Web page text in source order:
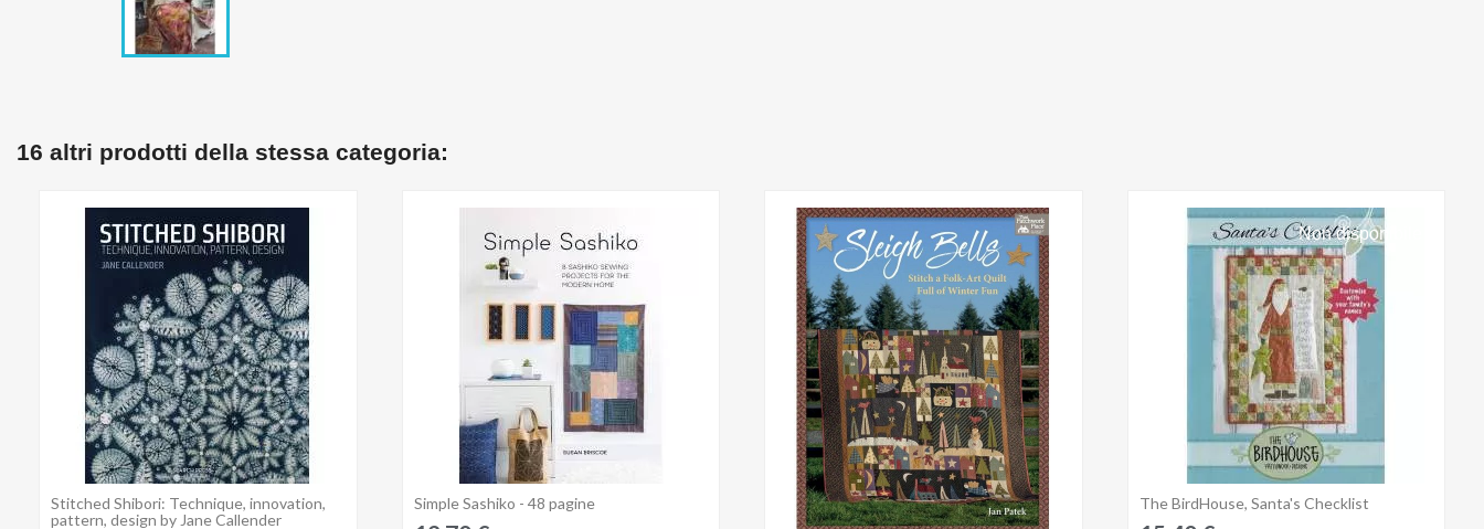
16 altri prodotti della stessa categoria:
Anteprima
Stitched Shibori: Technique, innovation,
pattern, design by Jane Callender
Anteprima
Simple Sashiko - 48 pagine Anteprima
Non disponibile
The BirdHouse, Santa's Checklist